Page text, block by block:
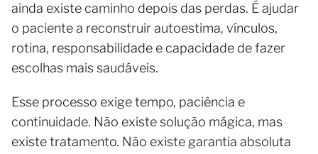
ainda existe caminho depois das perdas. É ajudar
o paciente a reconstruir autoestima, vínculos,
rotina, responsabilidade e capacidade de fazer
escolhas mais saudáveis.
Esse processo exige tempo, paciência e
continuidade. Não existe solução mágica, mas
existe tratamento. Não existe garantia absoluta